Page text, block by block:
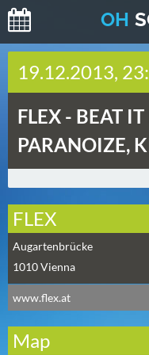
OH
H
E
T
E
(
M
O
R
E
N
(
19.12.2013,
FLEX - BEAT IT
PARANOIZE,
FLEX
Augartenbrücke
1010Vienna
www.flex.at
Map